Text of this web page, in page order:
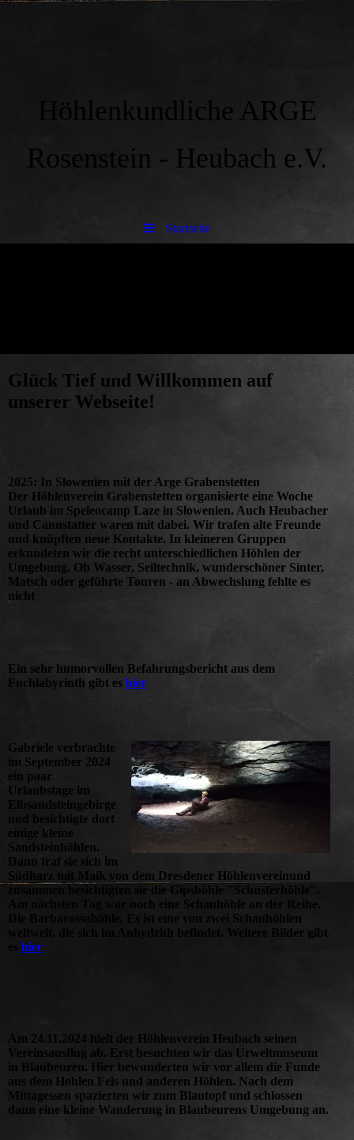
Höhlenkundliche ARGE
Rosenstein - Heubach e.V.
Startseite
Glück Tief und Willkommen auf
unserer Webseite!
2025: In Slowenien mit der Arge Grabenstetten
Der Höhlenverein Grabenstetten organisierte eine Woche
Urlaub im Speleocamp Laze in Slowenien. Auch Heubacher
und Cannstatter waren mit dabei. Wir trafen alte Freunde
und knüpften neue Kontakte. In kleineren Gruppen
erkundeten wir die recht unterschiedlichen Höhlen der
Umgebung. Ob Wasser, Seiltechnik, wunderschöner Sinter,
Matsch oder geführte Touren - an Abwechslung fehlte es
nicht
Ein sehr humorvollen Befahrungsbericht aus dem
Fuchlabyrinth gibt es hier
Gabriele verbrachte
im September 2024
ein paar
Urlaubstage im
Elbsandsteingebirge
und besichtigte dort
einige kleine
Sandsteinhöhlen.
Dann traf sie sich im
Südharz mit Maik von dem Dresdener Höhlenvereinund
zusammen besichtigten sie die Gipshöhle "Schusterhöhle".
Am nächsten Tag war noch eine Schauhöhle an der Reihe.
Die Barbarossahöhle. Es ist eine von zwei Schauhöhlen
weltweit, die sich im Anhydrith befindet. Weitere Bilder gibt
hier
Am 24.11.2024 hielt der Höhlenverein Heubach seinen
Vereinsausflug ab. Erst besuchten wir das Urweltmuseum
in Blaubeuren. Hier bewunderten wir vor allem die Funde
aus dem Hohlen Fels und anderen Höhlen. Nach dem
Mittagessen spazierten wir zum Blautopf und schlossen
dann eine kleine Wanderung in Blaubeurens Umgebung an.